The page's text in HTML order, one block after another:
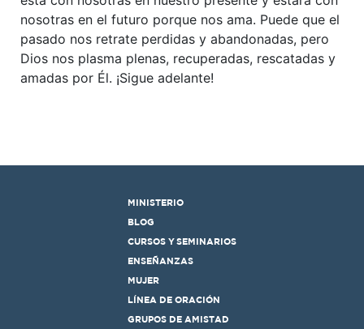
nosotras en el futuro porque nos ama. Puede que el
pasado nos retrate perdidas y abandonadas, pero
Dios nos plasma plenas, recuperadas, rescatadas y
amadas por Él. ¡Sigue adelante!
MINISTERIO
BLOG
CURSOS Y SEMINARIOS
ENSEÑANZAS
MUJER
LÍNEA DE ORACIÓN
GRUPOS DE AMISTAD